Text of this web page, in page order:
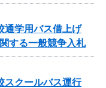
通学用バス借上げ
する一般競争入札
スクールバス運行